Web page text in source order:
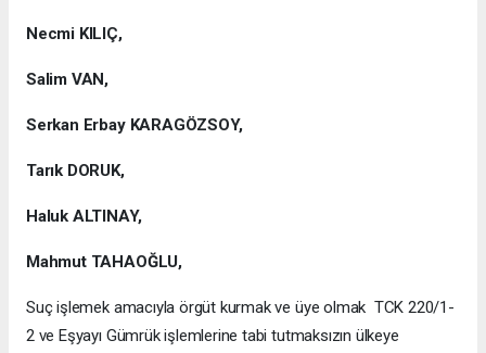
Necmi KILIÇ,
Salim VAN,
Serkan Erbay KARAGÖZSOY,
Tarık DORUK,
Haluk ALTINAY,
Mahmut TAHAOĞLU,
Suç işlemek amacıyla örgüt kurmak ve üye olmak TCK 220/1-
2 ve Eşyayı Gümrük işlemlerine tabi tutmaksızın ülkeye